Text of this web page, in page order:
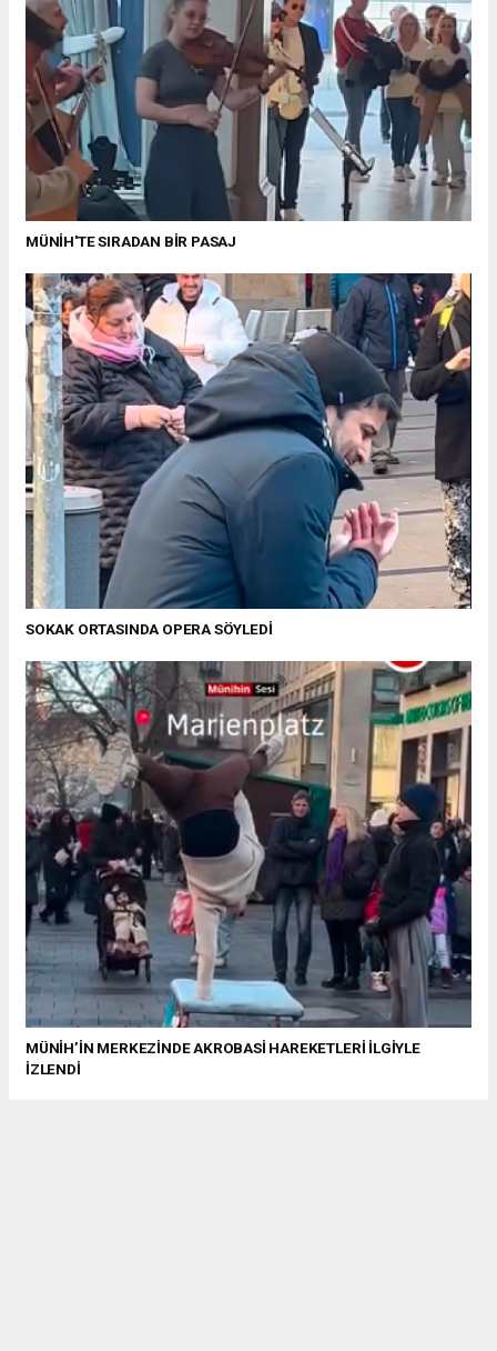
MÜNİH'TE SIRADAN BİR PASAJ
SOKAK ORTASINDA OPERA SÖYLEDİ
MÜNİH’İN MERKEZİNDE AKROBASİ HAREKETLERİ İLGİYLE
İZLENDİ